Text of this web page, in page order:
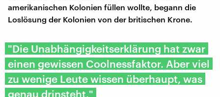
amerikanischen Kolonien füllen wollte, begann die
Loslösung der Kolonien von der britischen Krone.
"Die Unabhängigkeitserklärung hat zwar
einen gewissen Coolnessfaktor. Aber viel
zu wenige Leute wissen überhaupt, was
genau drinsteht."